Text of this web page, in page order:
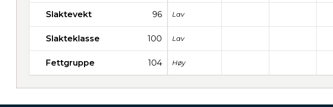
Slaktevekt 96 Lav
Slakteklasse 100 Lav
Fettgruppe 104 Høy